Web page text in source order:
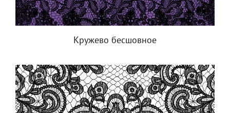
Кружево бесшовное